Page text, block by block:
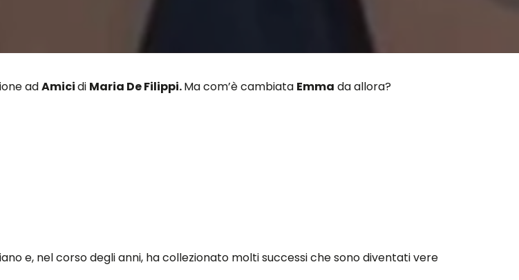
adAmicidi Maria De Filippi.Ma com’è cambiata Emma da allora?
e, nel corso degli anni, ha collezionato molti successi che sono diventati vere